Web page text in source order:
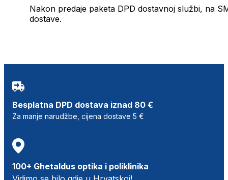
Nakon predaje paketa DPD dostavnoj službi, na
dostave.
Besplatna DPD dostava iznad 80 €
Za manje narudžbe, cijena dostave 5 €
100+ Ghetaldus optika i poliklinika